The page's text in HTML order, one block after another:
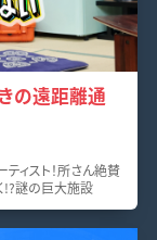
の遠距離通
ィスト！所さん絶賛
!?謎の巨大施設